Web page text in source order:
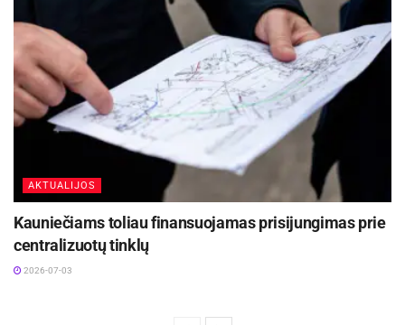
AKTUALIJOS
Kauniečiams toliau finansuojamas prisijungimas prie
centralizuotų tinklų
2026-07-03